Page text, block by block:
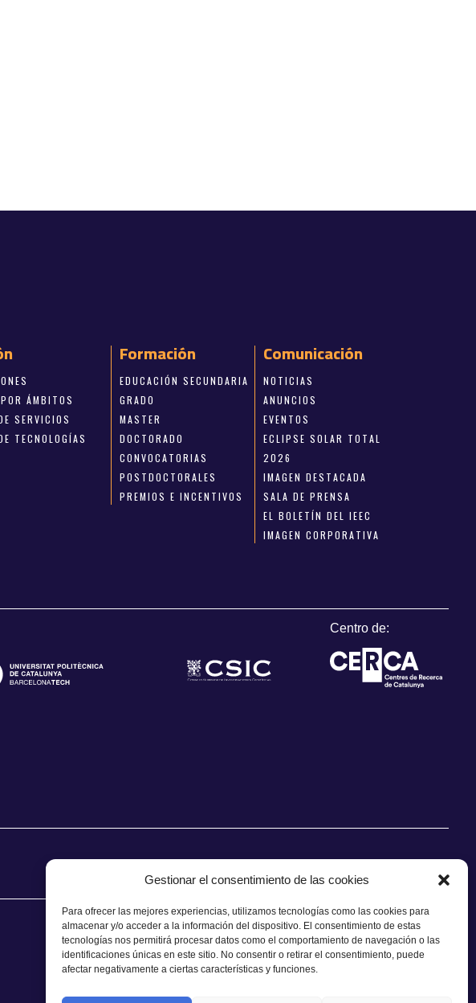
Gestionar el consentimiento de las cookies
Para ofrecer las mejores experiencias, utilizamos tecnologías como las cookies para
almacenar y/o acceder a la información del dispositivo. El consentimiento de estas
tecnologías nos permitirá procesar datos como el comportamiento de navegación o las
identificaciones únicas en este sitio. No consentir o retirar el consentimiento, puede
afectar negativamente a ciertas características y funciones.
ÁMBITOS
SERVICIOS
TECNOLOGÍAS
Formación
EDUCACIÓN SECUNDARIA
GRADO
MASTER
DOCTORADO
CONVOCATORIAS
POSTDOCTORALES
PREMIOS E INCENTIVOS
Comunicación
NOTICIAS
ANUNCIOS
EVENTOS
ECLIPSE SOLAR TOTAL
2026
IMAGEN DESTACADA
SALA DE PRENSA
EL BOLETÍN DEL IEEC
IMAGEN CORPORATIVA
Centro de:
CONTACTO